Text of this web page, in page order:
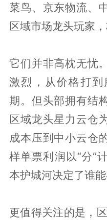
菜鸟、京东物流、
区域市场龙头玩家
它们并非高枕无忧
激烈，从价格打
期。但头部拥有结
区域龙头星力云仓
成本压到中小云仓
样单票利润以“分”
本护城河决定了谁
更值得关注的是，